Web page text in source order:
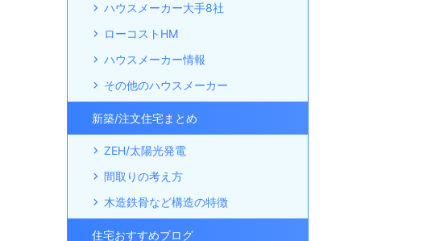
ハウスメーカー大手8社
ローコストHM
ハウスメーカー情報
その他のハウスメーカー
新築/注文住宅まとめ
ZEH/太陽光発電
間取りの考え方
木造鉄骨など構造の特徴
住宅おすすめブログ